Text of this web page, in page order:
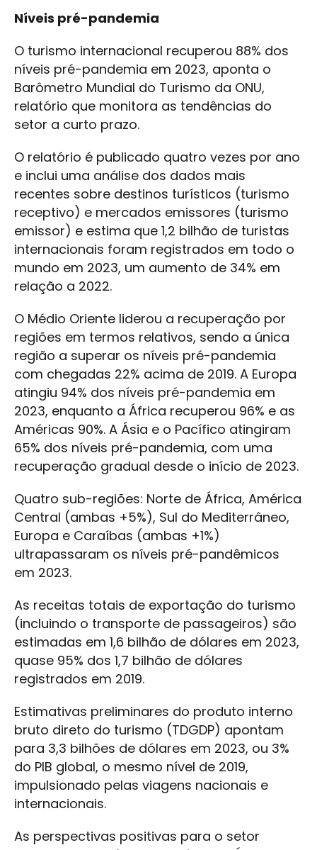
Níveis pré-pandemia
O turismo internacional recuperou 88% dos
níveis pré-pandemia em 2023, aponta o
Barômetro Mundial do Turismo da ONU,
relatório que monitora as tendências do
setor a curto prazo.
O relatório é publicado quatro vezes por ano
e inclui uma análise dos dados mais
recentes sobre destinos turísticos (turismo
receptivo) e mercados emissores (turismo
emissor) e estima que 1,2 bilhão de turistas
internacionais foram registrados em todo o
mundo em 2023, um aumento de 34% em
relação a 2022.
O Médio Oriente liderou a recuperação por
regiões em termos relativos, sendo a única
região a superar os níveis pré-pandemia
com chegadas 22% acima de 2019. A Europa
atingiu 94% dos níveis pré-pandemia em
2023, enquanto a África recuperou 96% e as
Américas 90%. A Ásia e o Pacífico atingiram
65% dos níveis pré-pandemia, com uma
recuperação gradual desde o início de 2023.
Quatro sub-regiões: Norte de África, América
Central (ambas +5%), Sul do Mediterrâneo,
Europa e Caraíbas (ambas +1%)
ultrapassaram os níveis pré-pandêmicos
em 2023.
As receitas totais de exportação do turismo
(incluindo o transporte de passageiros) são
estimadas em 1,6 bilhão de dólares em 2023,
quase 95% dos 1,7 bilhão de dólares
registrados em 2019.
Estimativas preliminares do produto interno
bruto direto do turismo (TDGDP) apontam
para 3,3 bilhões de dólares em 2023, ou 3%
do PIB global, o mesmo nível de 2019,
impulsionado pelas viagens nacionais e
internacionais.
As perspectivas positivas para o setor